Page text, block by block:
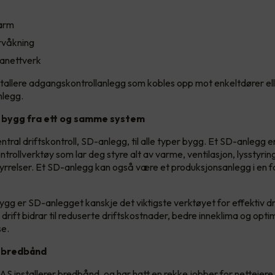
adgangskontrollanlegg som kobles opp mot enkeltdører
fra ett og samme system
driftskontroll, SD-anlegg, til alle typer bygg. Et SD-anlegg
som lar deg styre alt av varme, ventilasjon,
Et SD-anlegg kan også være et produksjonsanlegg i en
er SD-anlegget kanskje det viktigste verktøyet for effektiv
bidrar til reduserte driftskostnader, bedre inneklima og